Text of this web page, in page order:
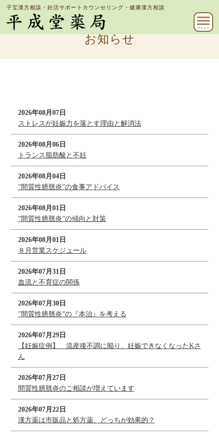
子宝漢方相談・妊活サポートカウンセリング・健康漢方相談
メニュー
お知らせ
2026年08月07日
ストレスが妊娠力を落とす理由と解消法
2026年08月06日
トランス脂肪酸と不妊
2026年08月04日
”間質性膀胱炎”の食事アドバイス
2026年08月01日
”間質性膀胱炎”の傾向と対策
2026年08月01日
８月営業スケジュール
2026年07月31日
血流と不育症の関係
2026年07月30日
”間質性膀胱炎”の『本治』を考える
2026年07月29日
【妊娠症例】 流産後不調に陥り、妊娠できなくなったKさ
ん
2026年07月27日
間質性膀胱炎のご相談が増えています
2026年07月22日
漢方薬は市販品と処方薬、どっちが効果的？